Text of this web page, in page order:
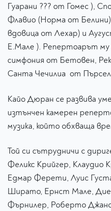
Гуарани ??? от Гомес ),
Флавио (Норма от
вдовица от Лехар) и
Е.Мале ). Репертоарът
симфония от Бетовен,
Санта Чечилиа от
​Кайо Дюран се развива
изтънчен камерен
музика, който обхваща
​Той си сътрудничи с
Феликс Крийгер, Клаудио
Едмар Ферети, Луис
Ширато, Ернст Мале,
Фърнилер, Роберто